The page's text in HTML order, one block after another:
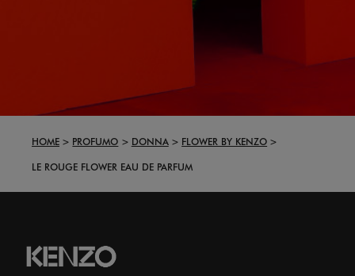
HOME PROFUMO DONNA
FLOWER BY KENZO
LE ROUGE FLOWER EAU DE PARFUM